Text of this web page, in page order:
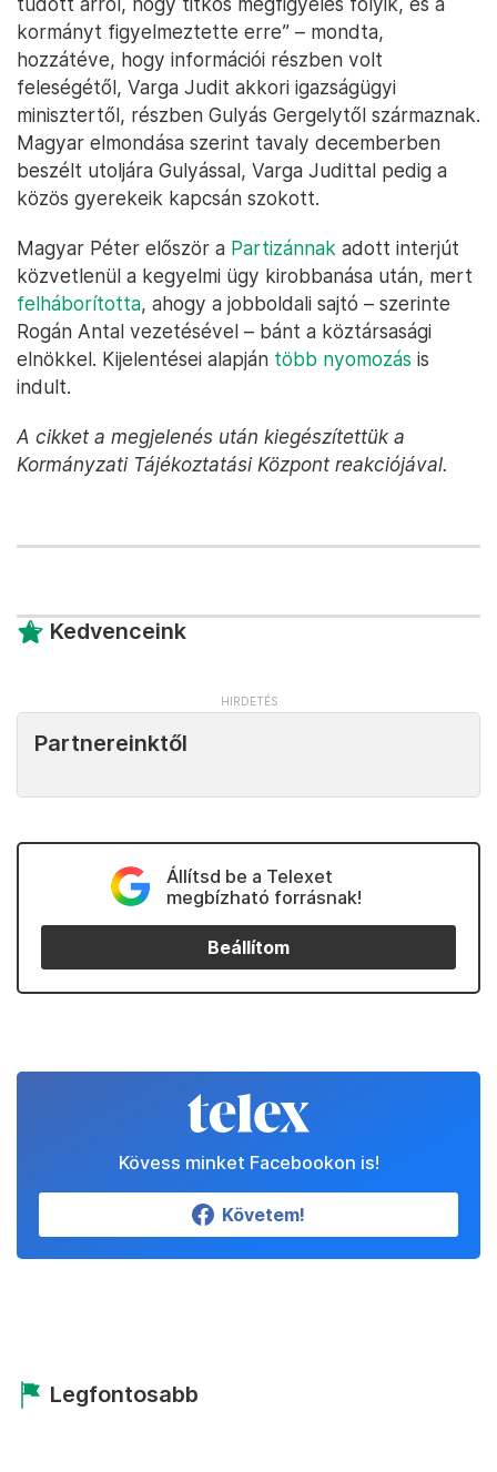
kormányt figyelmeztette erre” – mondta,
hozzátéve, hogy információi részben volt
feleségétől, Varga Judit akkori igazságügyi
minisztertől, részben Gulyás Gergelytől származnak.
Magyar elmondása szerint tavaly decemberben
beszélt utoljára Gulyással, Varga Judittal pedig a
közös gyerekeik kapcsán szokott.
Magyar Péter először a Partizánnak adott interjút
közvetlenül a kegyelmi ügy kirobbanása után, mert
felháborította, ahogy a jobboldali sajtó – szerinte
Rogán Antal vezetésével – bánt a köztársasági
elnökkel. Kijelentései alapján több nyomozás is
indult.
A cikket a megjelenés után kiegészítettük a
Kormányzati Tájékoztatási Központ reakciójával.
Kedvenceink
Partnereinktől
Állítsd be a Telexet
megbízható forrásnak!
Beállítom
Kövess minket Facebookon is!
Követem!
Legfontosabb